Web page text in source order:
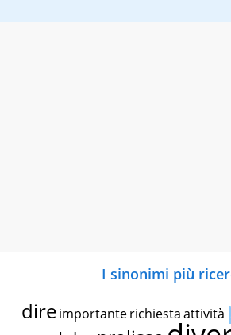
I sinonimi più
dire importante richiestaattività